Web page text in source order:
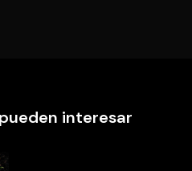
interesar